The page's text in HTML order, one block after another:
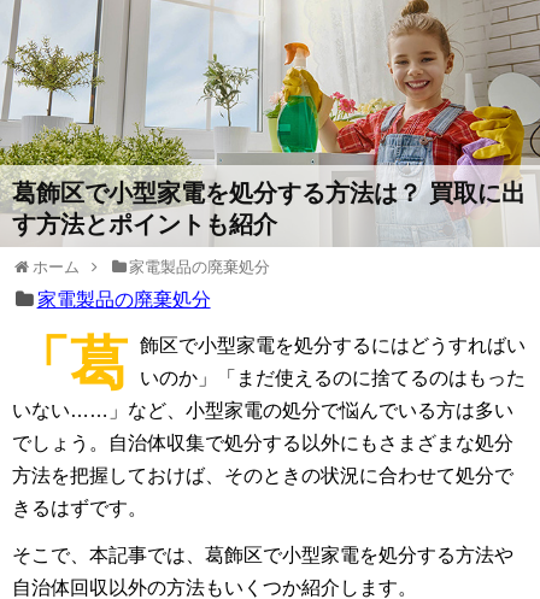
葛飾区で小型家電を処分する方法は？ 買取に出
す方法とポイントも紹介
ホーム 家電製品の廃棄処分
家電製品の廃棄処分
「葛 飾区で小型家電を処分するにはどうすればい
いのか」「まだ使えるのに捨てるのはもった
いない……」など、小型家電の処分で悩んでいる方は多い
でしょう。自治体収集で処分する以外にもさまざまな処分
方法を把握しておけば、そのときの状況に合わせて処分で
きるはずです。
そこで、本記事では、葛飾区で小型家電を処分する方法や
自治体回収以外の方法もいくつか紹介します。